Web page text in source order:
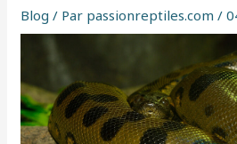
Blog / Par passionreptiles.com/